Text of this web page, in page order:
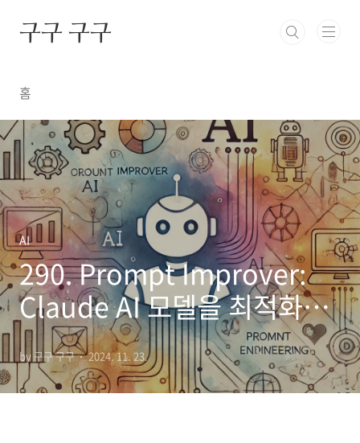
구구 구구
홈
AI
290. Prompt Improver:
Claude AI 모델을 최적화하
는 차세대 도구
by 구구 구구 2024. 11. 23.